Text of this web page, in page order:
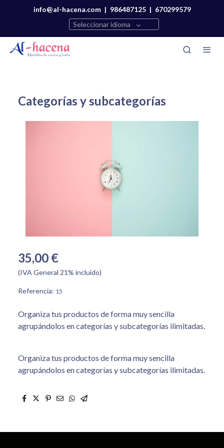
info@al-hacena.com | 986487125 | 670299579
Seleccionar idioma
Categorías y subcategorías
35,00 €
(IVA General 21% incluido)
Referencia: 15
Organiza tus productos de forma muy sencilla
agrupándolos en categorías y subcategorías ilimitadas.
Organiza tus productos de forma muy sencilla
agrupándolos en categorías y subcategorías ilimitadas.